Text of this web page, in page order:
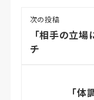
次の投稿
「相手の立
チ
「